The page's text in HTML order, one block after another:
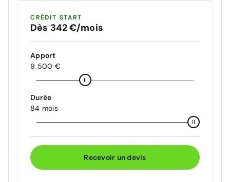
CRÉDIT START
Dès 342 €/mois
Apport
9 500 €
Durée
84 mois
Recevoir un devis